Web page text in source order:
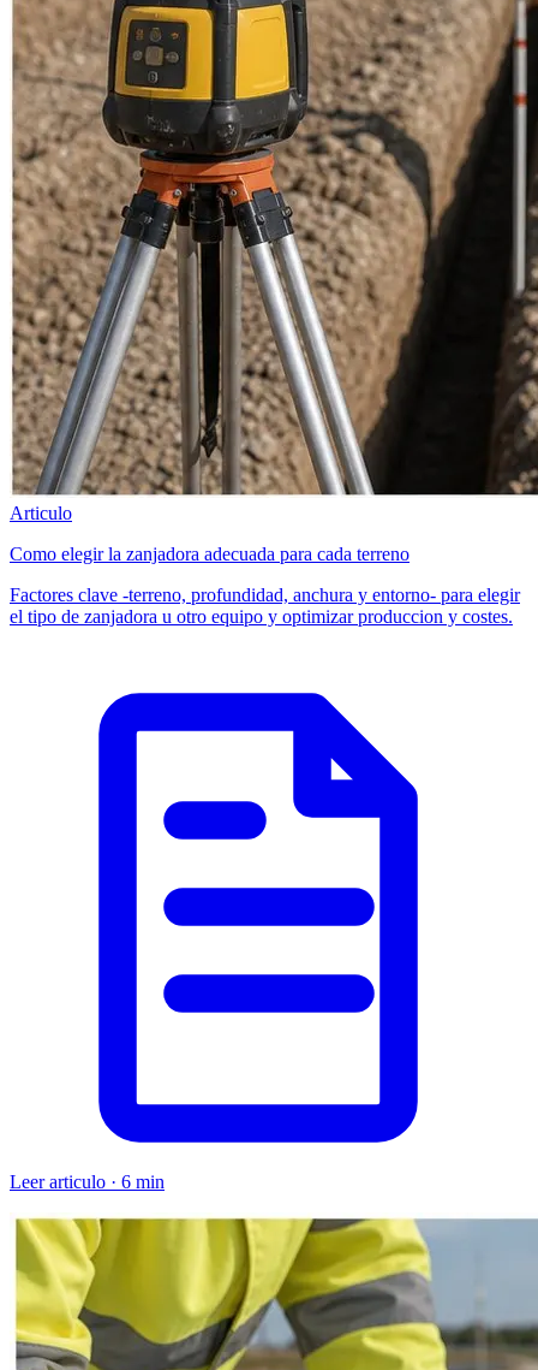
Articulo
Como elegir la zanjadora adecuada para cada terreno
Factores clave -terreno, profundidad, anchura y entorno- para elegir
el tipo de zanjadora u otro equipo y optimizar produccion y costes.
Leer articulo · 6 min